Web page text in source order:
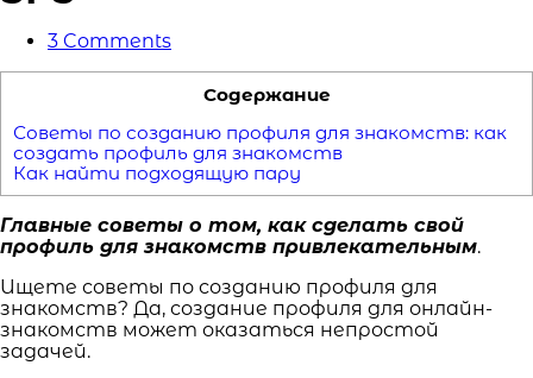
3 Comments
Содержание
Советы по созданию профиля для знакомств: как
создать профиль для знакомств
Как найти подходящую пару
Главные советы о том, как сделать свой
профиль для знакомств привлекательным.
Ищете советы по созданию профиля для
знакомств? Да, создание профиля для онлайн-
знакомств может оказаться непростой
задачей.